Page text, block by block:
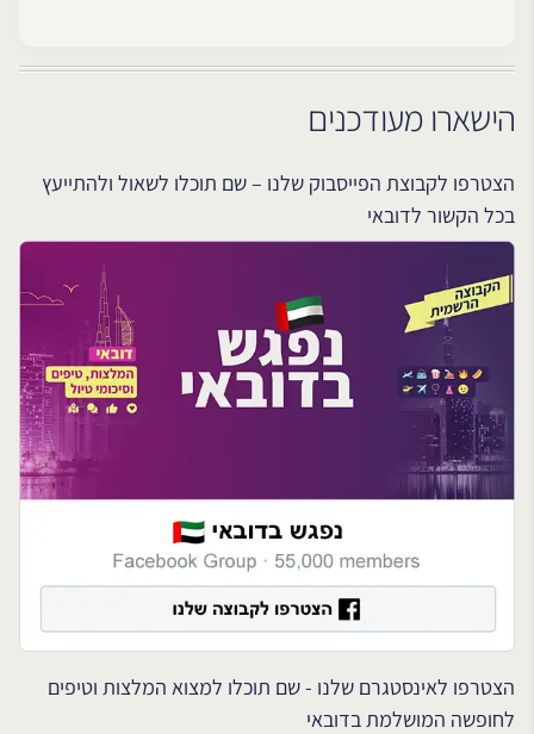
הישארו מעודכנים
הצטרפו לקבוצת הפייסבוק שלנו – שם תוכלו לשאול ולהתייעץ
בכל הקשור לדובאי
הצטרפו לאינסטגרם שלנו - שם תוכלו למצוא המלצות וטיפים
לחופשה המושלמת בדובאי